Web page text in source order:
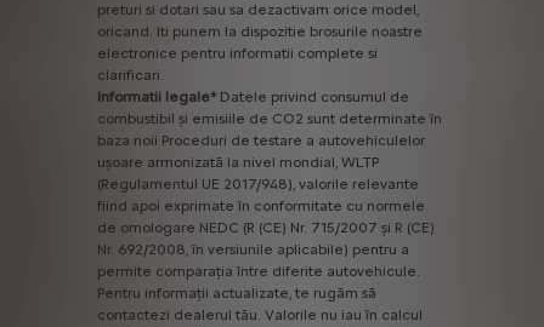
preturi si dotari sau sa dezactivam orice model,
oricand. Iti punem la dispozitie brosurile noastre
electronice pentru informatii complete si
clarificari.
Informatii legale* Datele privind consumul de
combustibil și emisiile de CO2 sunt determinate în
baza noii Proceduri de testare a autovehiculelor
ușoare armonizată la nivel mondial, WLTP
(Regulamentul UE 2017/948), valorile relevante
fiind apoi exprimate în conformitate cu normele
de omologare NEDC (R (CE) Nr. 715/2007 și R (CE)
Nr. 692/2008, în versiunile aplicabile) pentru a
permite comparația între diferite autovehicule.
Pentru informații actualizate, te rugăm să
contactezi dealerul tău. Valorile nu iau în calcul